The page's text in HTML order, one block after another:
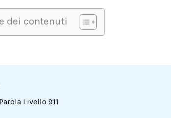
dei contenuti
Livello 911